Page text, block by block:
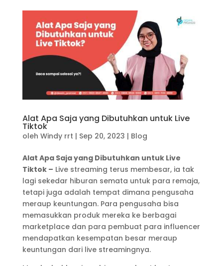
Alat Apa Saja yang Dibutuhkan untuk Live
Tiktok
oleh Windy rrt | Sep 20, 2023 | Blog
Alat Apa Saja yang Dibutuhkan untuk Live
Tiktok – Live streaming terus membesar, ia tak
lagi sekedar hiburan semata untuk para remaja,
tetapi juga adalah tempat dimana pengusaha
meraup keuntungan. Para pengusaha bisa
memasukkan produk mereka ke berbagai
marketplace dan para pembuat para influencer
mendapatkan kesempatan besar meraup
keuntungan dari live streamingnya.